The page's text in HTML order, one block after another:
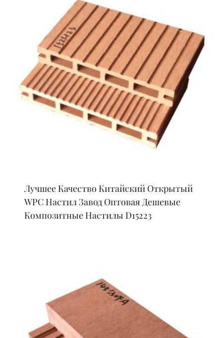
Лучшее Качество Китайский Открытый
WPC Настил Завод Оптовая Дешевые
Композитные Настилы D15223